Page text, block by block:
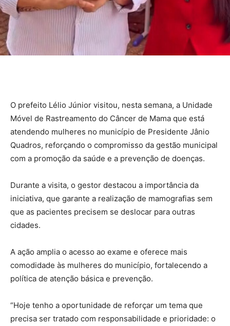
O prefeito Lélio Júnior visitou, nesta semana, a Unidade
Móvel de Rastreamento do Câncer de Mama que está
atendendo mulheres no município de Presidente Jânio
Quadros, reforçando o compromisso da gestão municipal
com a promoção da saúde e a prevenção de doenças.
Durante a visita, o gestor destacou a importância da
iniciativa, que garante a realização de mamografias sem
que as pacientes precisem se deslocar para outras
cidades.
A ação amplia o acesso ao exame e oferece mais
comodidade às mulheres do município, fortalecendo a
política de atenção básica e prevenção.
“Hoje tenho a oportunidade de reforçar um tema que
precisa ser tratado com responsabilidade e prioridade: o